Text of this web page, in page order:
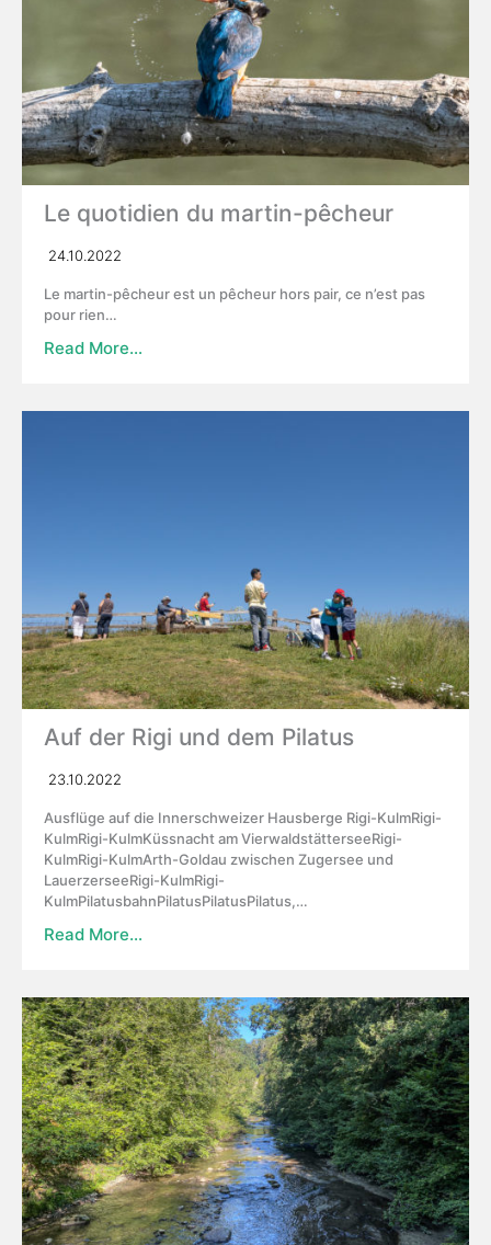
Le quotidien du martin-pêcheur
24.10.2022
Le martin-pêcheur est un pêcheur hors pair, ce n’est pas
pour rien…
Read More…
Auf der Rigi und dem Pilatus
23.10.2022
Ausflüge auf die Innerschweizer Hausberge Rigi-KulmRigi-
KulmRigi-KulmKüssnacht am VierwaldstätterseeRigi-
KulmRigi-KulmArth-Goldau zwischen Zugersee und
LauerzerseeRigi-KulmRigi-
KulmPilatusbahnPilatusPilatusPilatus,…
Read More…